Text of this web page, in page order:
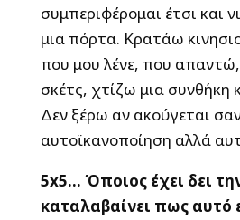
συμπεριφέρομαι έτσι και
μια πόρτα. Κρατάω
που μου λένε, που
σκέτς, χτίζω μια συνθήκη
Δεν ξέρω αν ακούγεται
αυτοϊκανοποίηση αλλά
5x5… Όποιος έχει δει
καταλαβαίνει πως αυτό